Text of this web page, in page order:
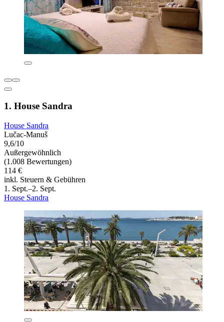
1. House Sandra
House Sandra
Lučac-Manuš
9,6/10
Außergewöhnlich
(1.008 Bewertungen)
114 €
inkl. Steuern & Gebühren
1. Sept.–2. Sept.
House Sandra